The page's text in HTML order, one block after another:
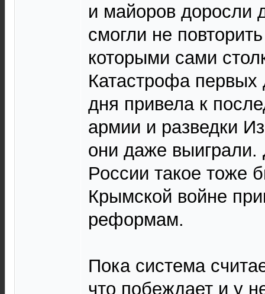
и майоров доросли
смогли не
которыми сами
Катастрофа
дня привела к
армии и разведки
они даже выиграли.
России такое тоже
Крымской войне
реформам.
Пока система
что побеждает и у